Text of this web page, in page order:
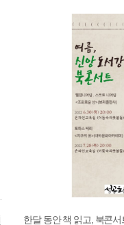
한달 동안 책 읽고, 북콘